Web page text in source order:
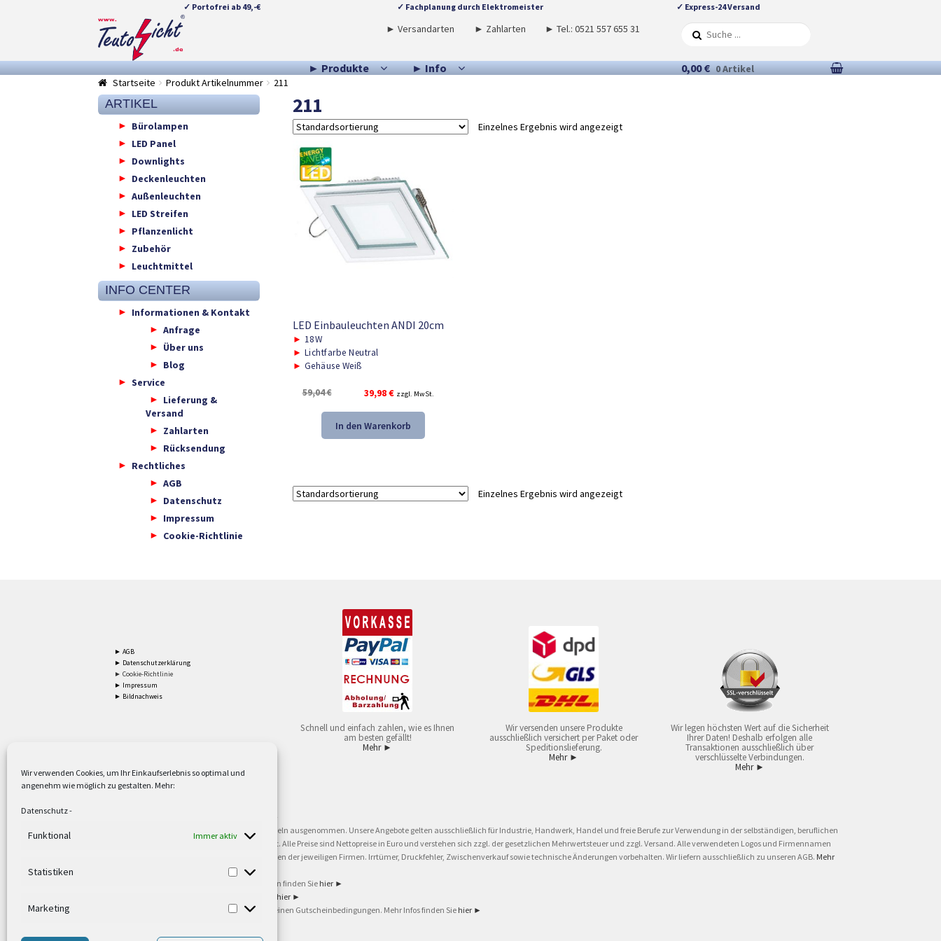
Wir verwenden Cookies, um Ihr Einkaufserlebnis so optimal und
angenehm wie möglich zu gestalten. Mehr:
Datenschutz-
Funktional Immer aktiv
Statistiken
Marketing
✓ Portofrei ab 49,-€ ✓ Fachplanung durch Elektromeister ✓ Express-24 Versand
Zur
Navigation
springen
Springe
zum
► Versandarten ► Zahlarten ► Tel.: 0521 557 655 31
► Produkte ► Info 0,00 € 0 Artikel
Startseite
Produkt Artikelnummer 211
211
Einzelnes Ergebnis wird angezeigt
LED Einbauleuchten ANDI 20cm
► 18W
► Lichtfarbe Neutral
► Gehäuse Weiß
59,04€
Ursprünglicher
war:
59,04 €
39,98€Aktueller
ist:
39,98 €.
zzgl. MwSt.
In den Warenkorb
Einzelnes Ergebnis wird angezeigt
ARTIKEL
Bürolampen
LED Panel
Downlights
Deckenleuchten
Außenleuchten
LED Streifen
Pflanzenlicht
Zubehör
Leuchtmittel
INFO CENTER
Informationen & Kontakt
Anfrage
Über uns
Blog
Service
Lieferung &
Versand
Zahlarten
Rücksendung
Rechtliches
AGB
Datenschutz
Impressum
Cookie-Richtlinie
► AGB
► Datenschutzerklärung
► Cookie-Richtlinie
► Impressum
► Bildnachweis
Schnell und einfach zahlen, wie es Ihnen
am besten gefällt!
Mehr ►
Wir versenden unsere Produkte
ausschließlich versichert per Paket oder
Speditionslieferung.
Mehr ►
Wir legen höchsten Wert auf die Sicherheit
Ihrer Daten! Deshalb erfolgen alle
Transaktionen ausschließlich über
verschlüsselte Verbindungen.
Mehr ►
Versandkostenfrei ab 59,90 € Nettowarenwert. Inseln ausgenommen. Unsere Angebote gelten ausschließlich für Industrie, Handwerk, Handel und freie Berufe zur Verwendung in der selbständigen, beruflichen
oder gewerblichen Tätigkeit. Kein Verkauf an privat. Alle Preise sind Nettopreise in Euro und verstehen sich zzgl. der gesetzlichen Mehrwertsteuer und zzgl. Versand. Alle verwendeten Logos und Firmennamen
sind Warenzeichen oder eingetragene Warenzeichen der jeweiligen Firmen. Irrtümer, Druckfehler, Zwischenverkauf sowie technische Änderungen vorbehalten. Wir liefern ausschließlich zu unseren AGB. Mehr
Weitere Informationen und Zahlungsbedingungen finden Sie hier ►
hier ►
Ab 79,- Nettowarenwert. Es gelten unsere allgemeinen Gutscheinbedingungen. Mehr Infos finden Sie hier ►
©2002-2021 TEUTO LICHT GmbH